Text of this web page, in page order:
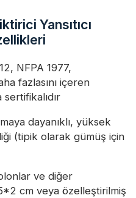
Yansıtıcı
NFPA 1977,
fazlasını içeren
dayanıklı, yüksek
(tipik olarak gümüş için
ve diğer
cm veya özelleştirilmiş